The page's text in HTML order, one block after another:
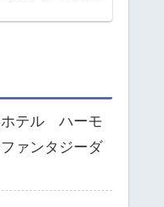
ホテル ハーモ
ァンタジーダ